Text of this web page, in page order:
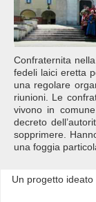
Confraternita
fedeli laici eretta
una regolare
riunioni. Le
vivono in
decreto
sopprimere.
una foggia
Un progetto